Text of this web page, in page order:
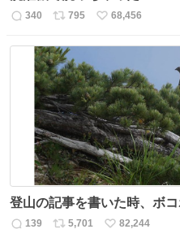
返
340
リ
ス
ト
数
795
い
数
68,456
登山の記事を書いた時、ボ
返
139
リ
5,701
い
82,244